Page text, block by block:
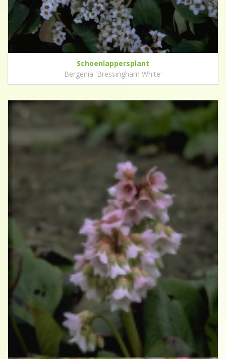
Schoenlappersplant
Bergenia 'Bressingham White'
Schoenlappersplant
Bergenia 'Baby Doll'